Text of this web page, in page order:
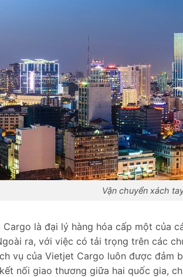
Vận chuyển xách
là đại lý hàng hóa cấp một của
ra, với việc có tải trọng trên các
vụ của Vietjet Cargo luôn được đảm
nối giao thương giữa hai quốc gia,